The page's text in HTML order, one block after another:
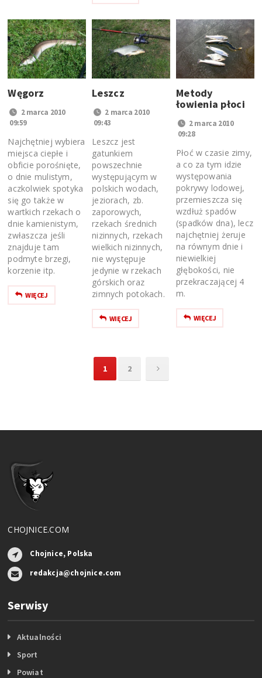
Węgorz
2 marca 2010
09:59
Najchętniej wybiera
miejsca ciepłe i
obficie porośnięte,
o dnie mulistym,
aczkolwiek spotyka
się go także w
wartkich rzekach o
dnie kamienistym,
zwłaszcza jeśli
znajduje tam
podmyte brzegi,
korzenie itp.
WIĘCEJ
Leszcz
2 marca 2010
09:43
Leszcz jest
gatunkiem
powszechnie
występującym w
polskich wodach,
jeziorach, zb.
zaporowych,
rzekach średnich
nizinnych, rzekach
wielkich nizinnych,
nie występuje
jedynie w rzekach
górskich oraz
zimnych potokach.
WIĘCEJ
Metody
łowienia płoci
2 marca 2010
09:28
Płoć w czasie zimy,
a co za tym idzie
występowania
pokrywy lodowej,
przemieszcza się
wzdłuż spadów
(spadków dna), lecz
najchętniej żeruje
na równym dnie i
niewielkiej
głębokości, nie
przekraczającej 4
m.
WIĘCEJ
1 2
CHOJNICE.COM
Chojnice, Polska
redakcja@chojnice.com
Serwisy
Aktualności
Sport
Powiat